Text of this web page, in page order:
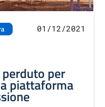
01/12/2021
per
piattaforma